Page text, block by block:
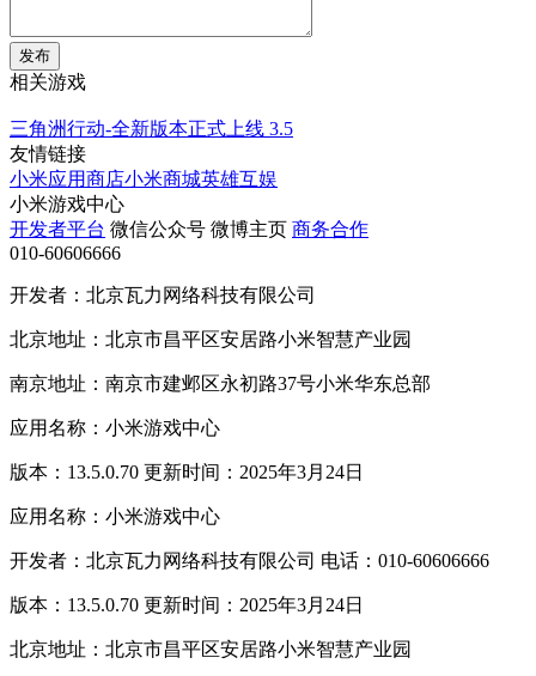
发布
相关游戏
三角洲行动-全新版本正式上线 3.5
友情链接
小米应用商店小米商城英雄互娱
小米游戏中心
开发者平台 微信公众号 微博主页 商务合作
010-60606666
开发者：北京瓦力网络科技有限公司
北京地址：北京市昌平区安居路小米智慧产业园
南京地址：南京市建邺区永初路37号小米华东总部
应用名称：小米游戏中心
版本：13.5.0.70 更新时间：2025年3月24日
应用名称：小米游戏中心
开发者：北京瓦力网络科技有限公司 电话：010-60606666
版本：13.5.0.70 更新时间：2025年3月24日
北京地址：北京市昌平区安居路小米智慧产业园